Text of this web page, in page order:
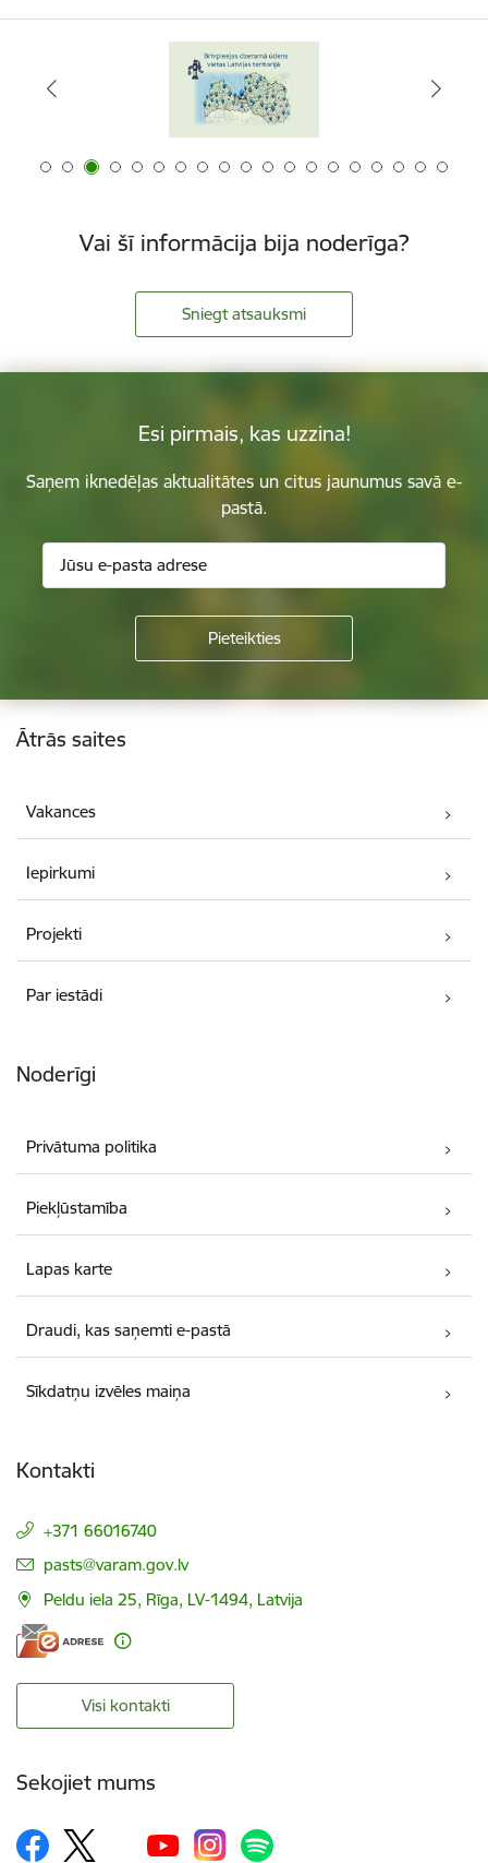
Vai šī informācija bija noderīga?
Sniegt atsauksmi
Esi pirmais, kas uzzina!
Saņem iknedēļas aktualitātes un citus jaunumus savā e-
pastā.
Kājene
Ātrās saites
Vakances
Iepirkumi
Projekti
Par iestādi
Noderīgi
Privātuma politika
Piekļūstamība
Lapas karte
Draudi, kas saņemti e-pastā
Sīkdatņu izvēles maiņa
Kontakti
+371 66016740
E-pasts:
pasts@varam.gov.lv
Peldu iela 25, Rīga, LV-1494, Latvija
Visi kontakti
Sekojiet mums